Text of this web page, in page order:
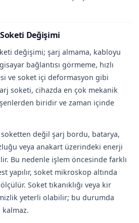
Değişimi
değişimi; şarj almama, kabloyu
bağlantısı görmeme, hızlı
ve soket içi deformasyon gibi
soketi, cihazda en çok mekanik
biridir ve zaman içinde
değil şarj bordu, batarya,
veya anakart üzerindeki enerji
Bu nedenle işlem öncesinde farklı
yapılır, soket mikroskop altında
Soket tıkanıklığı veya kir
yeterli olabilir; bu durumda